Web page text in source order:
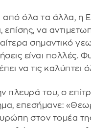
όλα τα άλλα, η
επίσης, να
σημαντικό
είναι πολλές.
να τις καλύπτει
πλευρά του, ο
επεσήμανε:
στον τομέα